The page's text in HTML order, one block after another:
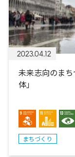
2023.04.12
未来志向のま
体」
まちづくり